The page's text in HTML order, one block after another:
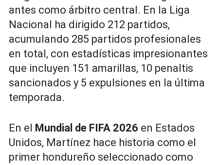
antes como árbitro central. En la Liga
Nacional ha dirigido 212 partidos,
acumulando 285 partidos profesionales
en total, con estadísticas impresionantes
que incluyen 151 amarillas, 10 penaltis
sancionados y 5 expulsiones en la última
temporada.
En el Mundial de FIFA 2026 en Estados
Unidos, Martínez hace historia como el
primer hondureño seleccionado como